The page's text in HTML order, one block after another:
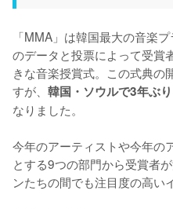
「MMA」は韓国最大の音楽
のデータと投票によって受賞
きな音楽授賞式。この式典の
すが、 韓国・ソウルで3年ぶ
なりました。
今年のアーティストや今年の
とする9つの部門から受賞者
ンたちの間でも注目度の高い